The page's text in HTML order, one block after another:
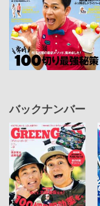
バックナンバー